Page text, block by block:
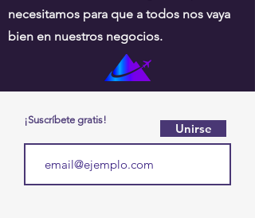
necesitamos para que a todos nos vaya
bien en nuestros negocios.
¡Suscríbete gratis!
Unirse